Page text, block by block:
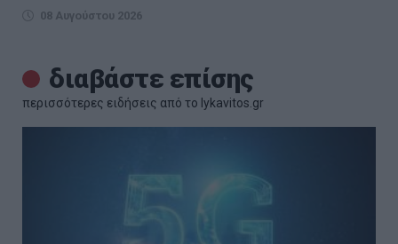
08 Αυγούστου 2026
διαβάστε επίσης
περισσότερες ειδήσεις από το lykavitos.gr